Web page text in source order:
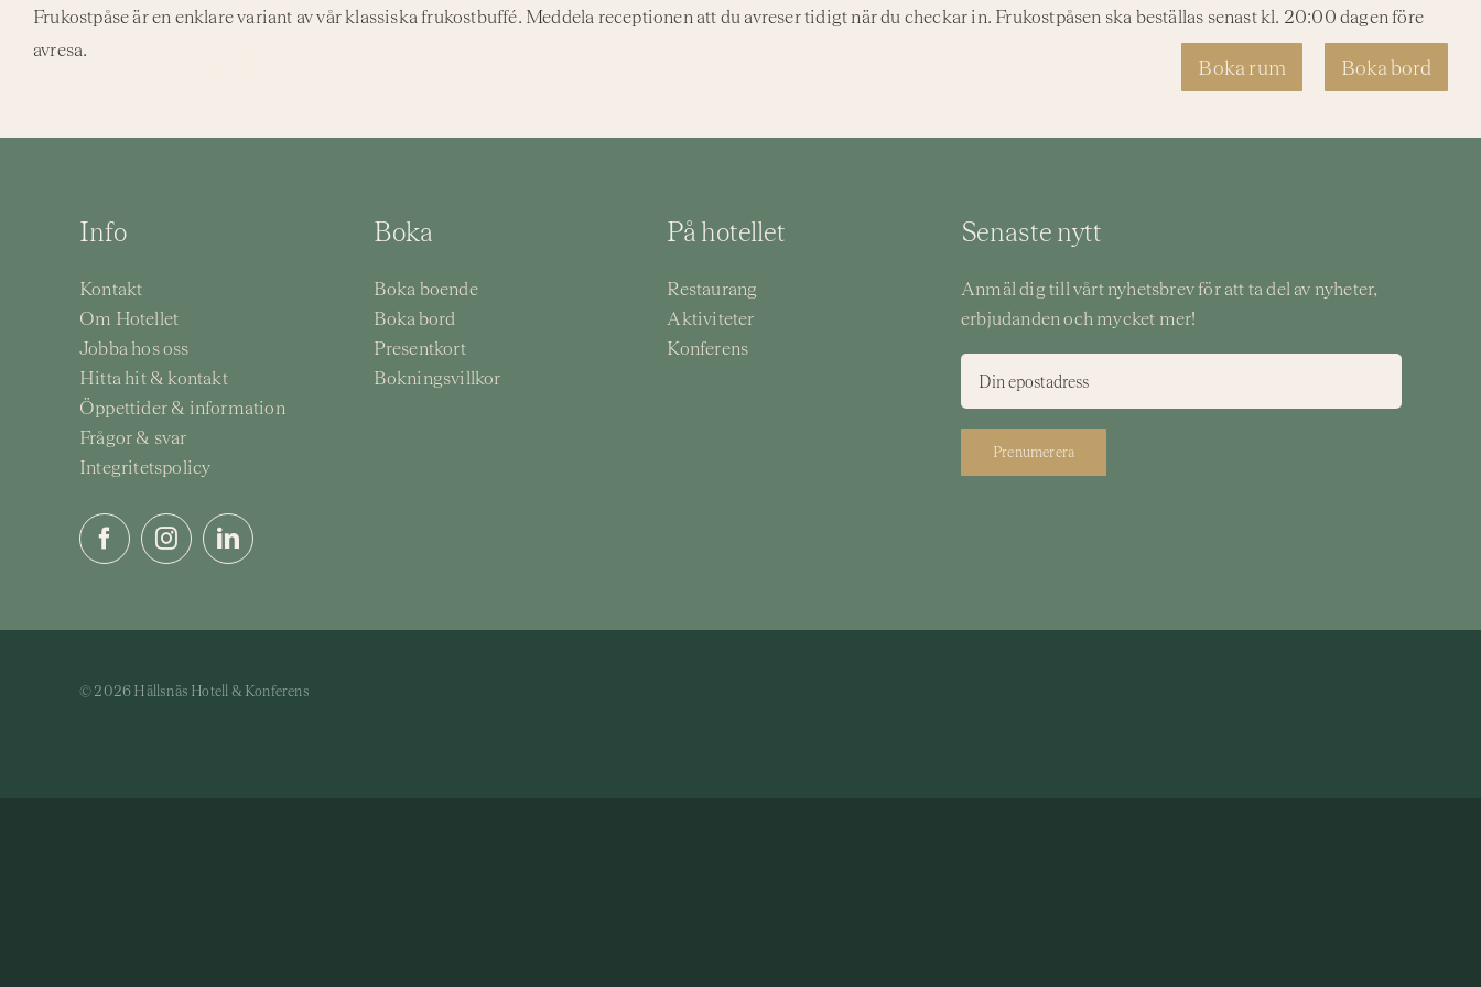
Fortsätt
Boka rum Boka bord
Frukostpåse är en enklare variant av vår klassiska frukostbuffé. Meddela receptionen att du avreser tidigt när du checkar in. Frukostpåsen ska beställas senast kl. 20:00 dagen före
avresa.
Info
Kontakt
Om Hotellet
Jobba hos oss
Hitta hit & kontakt
Öppettider & information
Frågor & svar
Integritetspolicy
Boka
Boka boende
Boka bord
Presentkort
Bokningsvillkor
På hotellet
Restaurang
Aktiviteter
Konferens
Senaste nytt
Anmäl dig till vårt nyhetsbrev för att ta del av nyheter,
erbjudanden och mycket mer!
Prenumerera
© 2026 Hällsnäs Hotell & Konferens